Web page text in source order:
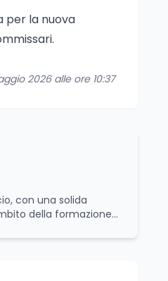
per la nuova
2026 alle ore 10:37
con una solida
della formazione
e professionale